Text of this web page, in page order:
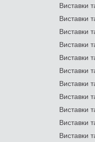
Виставки
Виставки
Виставки
Виставки
Виставки
Виставки
Виставки
Виставки
Виставки
Виставки
Виставки